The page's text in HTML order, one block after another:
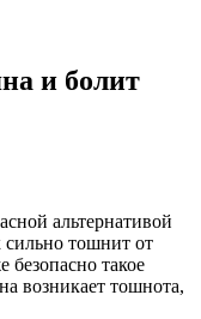
и болит
альтернативой
тошнит от
безопасно такое
возникает тошнота,